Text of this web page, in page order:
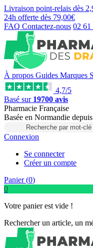
Livraison point-relais dès
24h offerte dès 79,00€
FAQ Contactez-nous 02 61
À propos Guides Marques
4,7/5
Basé sur 19700 avis
Pharmacie Française
Basée en Normandie depuis
Recherche par mot-
Connexion
Se connecter
Créer un compte
Panier (0)
0
Votre panier est vide !
Rechercher un article, un